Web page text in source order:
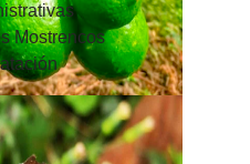
Mostrencos